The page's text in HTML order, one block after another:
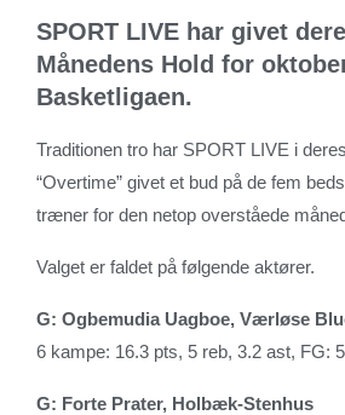
SPORT LIVE har givet
Månedens Hold for
Basketligaen.
Traditionen tro har SPORT LIVE i
“Overtime” givet et bud på de fem
træner for den netop overståede
Valget er faldet på følgende aktører.
G: Ogbemudia Uagboe, Værløse
6 kampe: 16.3 pts, 5 reb, 3.2 ast, FG:
G: Forte Prater, Holbæk-Stenhus